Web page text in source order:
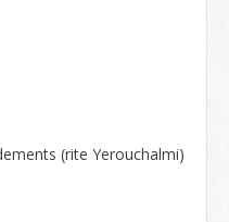
(rite Yerouchalmi)